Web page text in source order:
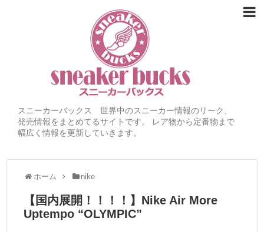
スニーカーバックス 世界中のスニーカー情報のリーク、
発売情報をまとめてるサイトです。 レア物から定番物まで
幅広く情報を更新していきます。
ホーム nike
【国内展開！！！！】Nike Air More
Uptempo “OLYMPIC”